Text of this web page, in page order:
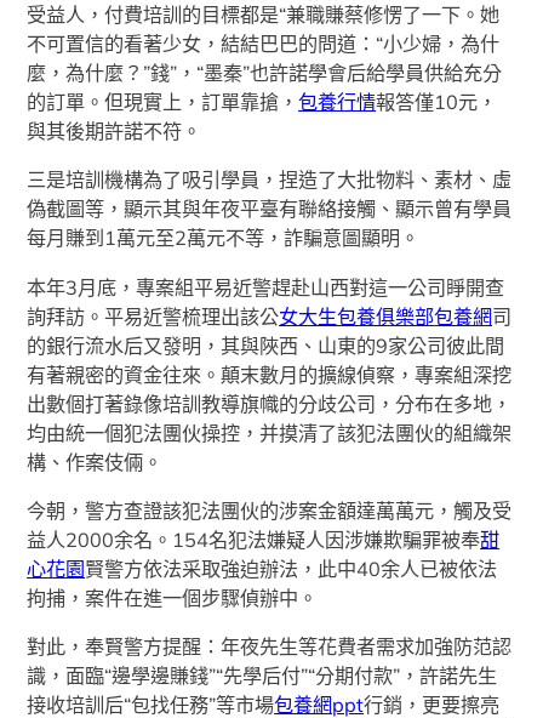
受益人，付費培訓的目標都是“兼職賺蔡修愣了一下。她
不可置信的看著少女，結結巴巴的問道：“小少婦，為什
麼，為什麼？”錢”，“墨秦”也許諾學會后給學員供給充分
的訂單。但現實上，訂單靠搶，包養行情報答僅10元，
與其後期許諾不符。
三是培訓機構為了吸引學員，捏造了大批物料、素材、虛
偽截圖等，顯示其與年夜平臺有聯絡接觸、顯示曾有學員
每月賺到1萬元至2萬元不等，詐騙意圖顯明。
本年3月底，專案組平易近警趕赴山西對這一公司睜開查
詢拜訪。平易近警梳理出該公女大生包養俱樂部包養網司
的銀行流水后又發明，其與陜西、山東的9家公司彼此間
有著親密的資金往來。顛末數月的擴線偵察，專案組深挖
出數個打著錄像培訓教導旗幟的分歧公司，分布在多地，
均由統一個犯法團伙操控，并摸清了該犯法團伙的組織架
構、作案伎倆。
今朝，警方查證該犯法團伙的涉案金額達萬萬元，觸及受
益人2000余名。154名犯法嫌疑人因涉嫌欺騙罪被奉甜
心花園賢警方依法采取強迫辦法，此中40余人已被依法
拘捕，案件在進一個步驟偵辦中。
對此，奉賢警方提醒：年夜先生等花費者需求加強防范認
識，面臨“邊學邊賺錢”“先學后付”“分期付款”，許諾先生
接收培訓后“包找任務”等市場包養網ppt行銷，更要擦亮